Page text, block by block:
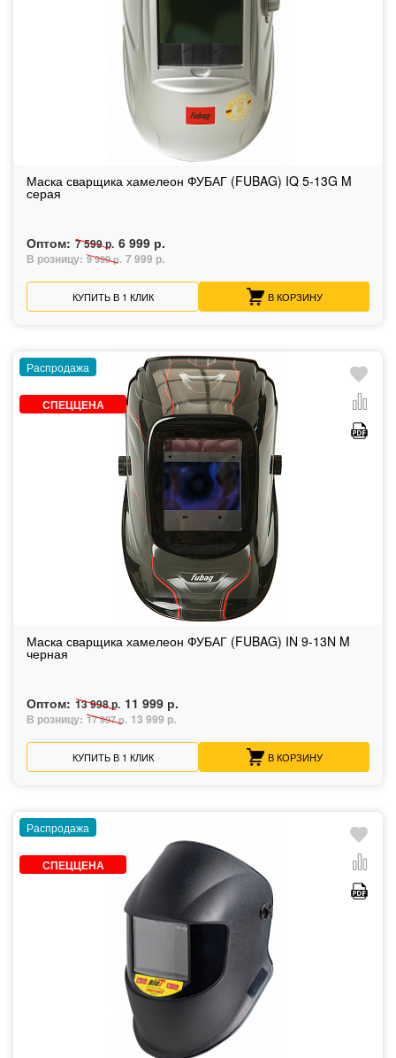
Маска сварщика хамелеон ФУБАГ (FUBAG) IQ 5-13G M
серая
Оптом: 7 599 р. 6 999 р.
В розницу: 9 999 р. 7 999 р.
КУПИТЬ В 1 КЛИК В КОРЗИНУ
Распродажа
СПЕЦЦЕНА
Маска сварщика хамелеон ФУБАГ (FUBAG) IN 9-13N M
черная
Оптом: 13 998 р. 11 999 р.
В розницу: 17 997 р. 13 999 р.
КУПИТЬ В 1 КЛИК В КОРЗИНУ
Распродажа
СПЕЦЦЕНА